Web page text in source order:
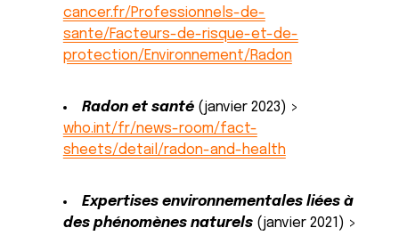
cancer.fr/Professionnels-de-
sante/Facteurs-de-risque-et-de-
protection/Environnement/Radon
Radon et santé(janvier 2023) >
who.int/fr/news-room/fact-
sheets/detail/radon-and-health
Expertises environnementales liées à
des phénomènes naturels(janvier 2021) >